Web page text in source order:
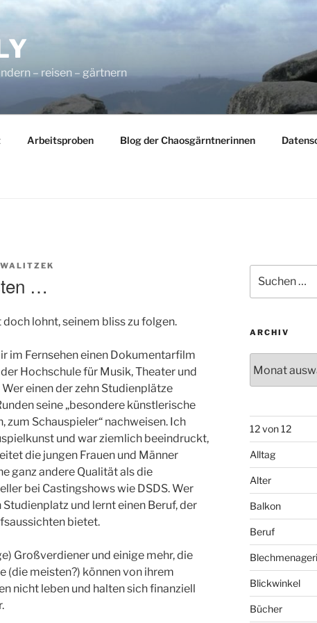
– reisen – gärtnern
Arbeitsproben Blog der Chaosgärntnerinnen
…
lohnt, seinem bliss zu folgen.
im Fernsehen einen Dokumentarfilm
Hochschule für Musik, Theater und
einen der zehn Studienplätze
seine „besondere künstlerische
zum Schauspieler“ nachweisen. Ich
und war ziemlich beeindruckt,
die jungen Frauen und Männer
ganz andere Qualität als die
bei Castingshows wie DSDS. Wer
und lernt einen Beruf, der
bietet.
Großverdiener und einige mehr, die
(die meisten?) können von ihrem
nicht leben und halten sich finanziell
nach:
ARCHIV
12 von 12
Alltag
Alter
Balkon
Beruf
Blickwinkel
Bücher